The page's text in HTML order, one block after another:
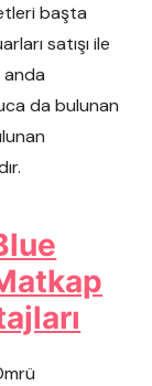
başta
satışı ile
anda
da bulunan